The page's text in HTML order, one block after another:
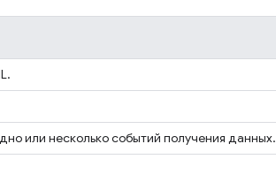
или несколько событий получения данных.